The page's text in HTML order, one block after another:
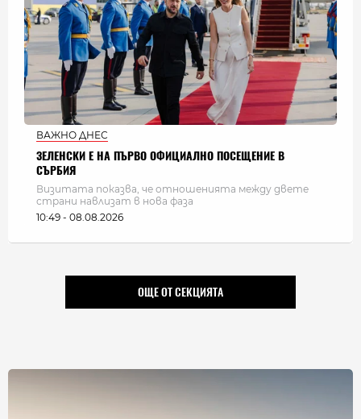
ВАЖНО ДНЕС
ЗЕЛЕНСКИ Е НА ПЪРВО ОФИЦИАЛНО ПОСЕЩЕНИЕ В
СЪРБИЯ
Визитата показва, че отношенията между двете
страни навлизат в нова фаза
10:49 - 08.08.2026
ОЩЕ ОТ СЕКЦИЯТА